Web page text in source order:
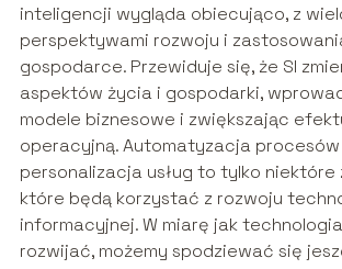
inteligencji wygląda obiecująco, z
perspektywami rozwoju i
gospodarce. Przewiduje się, że SI
aspektów życia i gospodarki,
modele biznesowe i zwiększając
operacyjną. Automatyzacja
personalizacja usług to tylko niektóre
które będą korzystać z rozwoju
informacyjnej. W miarę jak
rozwijać, możemy spodziewać się